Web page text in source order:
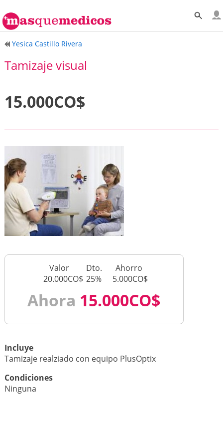
Yesica Castillo Rivera
Tamizaje visual
15.000CO$
Valor
20.000CO$
Dto.
25%
Ahorro
5.000CO$
Ahora 15.000CO$
Incluye
Tamizaje realziado con equipo PlusOptix
Condiciones
Ninguna